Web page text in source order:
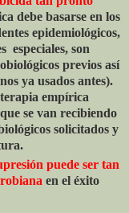
debe basarse en los
epidemiológicos,
especiales, son
previos así
ya usados antes).
empírica
se van recibiendo
solicitados y
puede ser tan
en el éxito